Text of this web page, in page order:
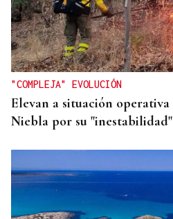
"COMPLEJA" EVOLUCIÓN
Elevan a situación
Niebla por su